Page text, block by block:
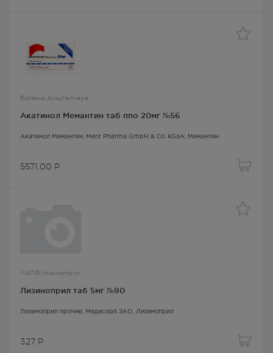
Болезнь Альцгеймера
Акатинол Мемантин таб ппо 20мг №56
Акатинол Мемантин , Merz Pharma GmbH & Co. KGaA, Мемантин
5571.00 Р
ИАПФ/лизиноприл
Лизиноприл таб 5мг №90
Лизиноприл прочие, Медисорб ЗАО, Лизиноприл
327 Р